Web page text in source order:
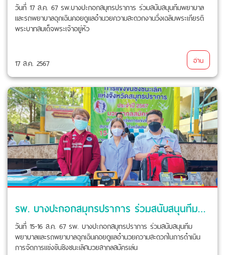
วันที่ 17 ส.ค. 67 รพ.บางปะกอกสมุทรปราการ ร่วมสนับสนุนทีมพยาบาล
และรถพยาบาลฉุกเฉินคอยดูแลอำนวยความสะดวกงานวิ่งเฉลิมพระเกียรติ
พระบาทสมเด็จพระเจ้าอยู่หัว
17 ส.ค. 2567 อ่าน
รพ. บางปะกอกสมุทรปราการ ร่วมสนับสนุนทีมพยาบาลและรถพยาบาลฉุกเฉิน
วันที่ 15-16 ส.ค. 67 รพ. บางปะกอกสมุทรปราการ ร่วมสนับสนุนทีม
พยาบาลและรถพยาบาลฉุกเฉินคอยดูแลอำนวยความสะดวกในการดำเนิน
การจัดการแข่งขันชิงชนะเลิศมวยสากลสมัครเล่น